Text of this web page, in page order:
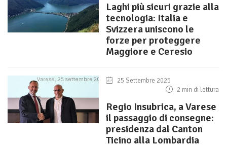
Laghi più sicuri grazie alla
tecnologia: Italia e
Svizzera uniscono le
forze per proteggere
Maggiore e Ceresio
25 Settembre 2025
2 min di lettura
Regio Insubrica, a Varese
il passaggio di consegne:
presidenza dal Canton
Ticino alla Lombardia